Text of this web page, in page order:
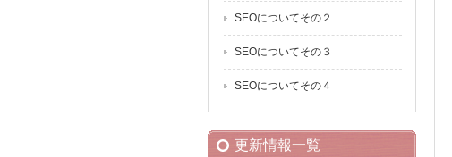
SEOについてその２
SEOについてその３
SEOについてその４
更新情報一覧